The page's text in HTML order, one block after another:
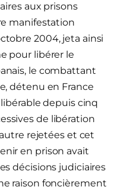
aux prisons
manifestation
2004, jeta ainsi
pour libérer le
le combattant
détenu en France
depuis cinq
de libération
rejetées et cet
en prison avait
décisions judiciaires
raison foncièrement